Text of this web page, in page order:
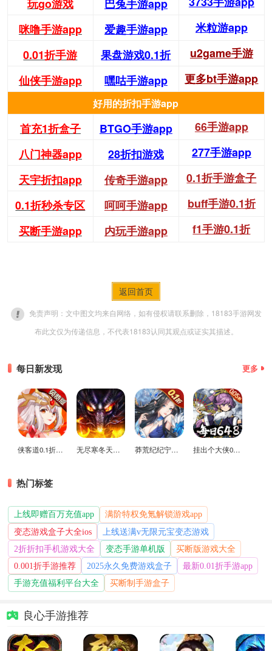
玩go游戏 巴兔手游app
咪噜手游app
爱趣手游app
米粒游app
0.01折手游
果盘游戏0.1折
u2game手游
仙侠手游app
嘿咕手游app 更多bt手游app
好用的折扣手游app
首充1折盒子 BTGO手游app
66手游app
八门神器app
28折扣游戏
277手游app
天宇折扣app
传奇手游app
0.1折手游盒子
0.1折秒杀专区
呵呵手游app
buff手游0.1折
买断手游app
内玩手游app f1手游0.1折
返回首页
免责声明：文中图文均来自网络，如有侵权请联系删除，18183手游网发
布此文仅为传递信息，不代表18183认同其观点或证实其描述。
每日新发现 更多
侠客道0.1折变态版 无尽寒冬天蛇新春送礼版 莽荒纪纪宁传奇0.1折送无限连抽版 挂出个大侠0.05折免单福利版
热门标签
上线即赠百万充值app
满阶特权免氪解锁游戏app
变态游戏盒子大全ios
上线送满v无限元宝变态游戏
2折折扣手机游戏大全
变态手游单机版
买断版游戏大全
0.001折手游推荐
2025永久免费游戏盒子
最新0.01折手游app
手游充值福利平台大全
买断制手游盒子
良心手游推荐